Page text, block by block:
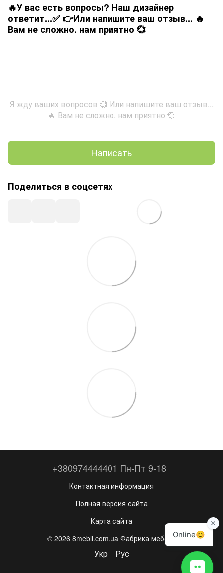
🔥У вас есть вопросы? Наш дизайнер
ответит...✅ 👉Или напишите ваш отзыв... 🔥
Вам не сложно. нам приятно 💞
Я жду ваших вопросов 💞 Или напишите ваш отзыв...
🔥 Вам не сложно. нам приятно 💞
Написать
Поделиться в соцсетях
+380974444401 Пн-Пт 9-18
Контактная информация
Полная версия сайта
Карта сайта
© 2026 8mebli.com.ua Фабрика мебели
Укр Рус